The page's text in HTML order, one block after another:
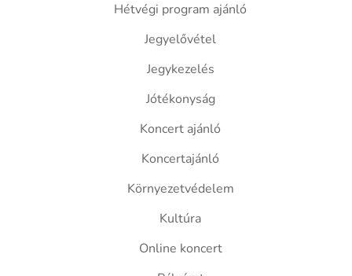
Hétvégi program ajánló
Jegyelővétel
Jegykezelés
Jótékonyság
Koncert ajánló
Koncertajánló
Környezetvédelem
Kultúra
Online koncert